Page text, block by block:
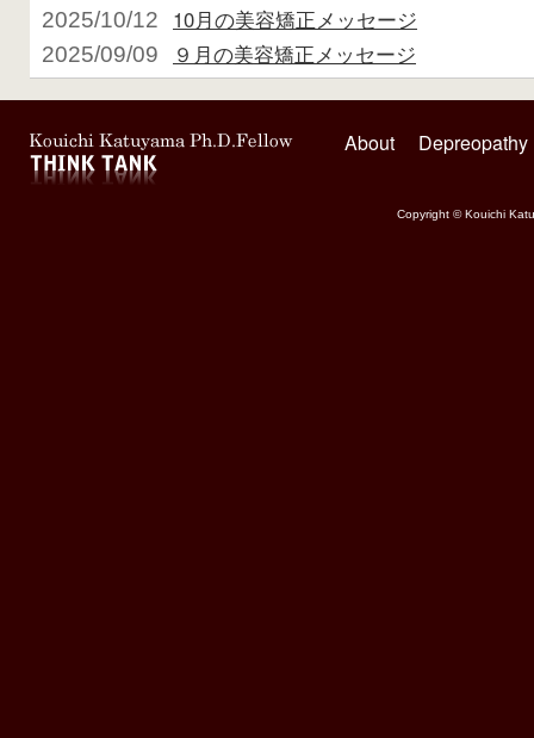
2025/10/12 10月の美容矯正メッセージ
2025/09/09 ９月の美容矯正メッセージ
About Depreopathy
Copyright © Kouichi